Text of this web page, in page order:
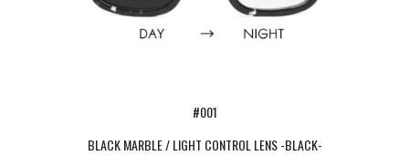
#001
BLACK MARBLE / LIGHT CONTROL LENS -BLACK-